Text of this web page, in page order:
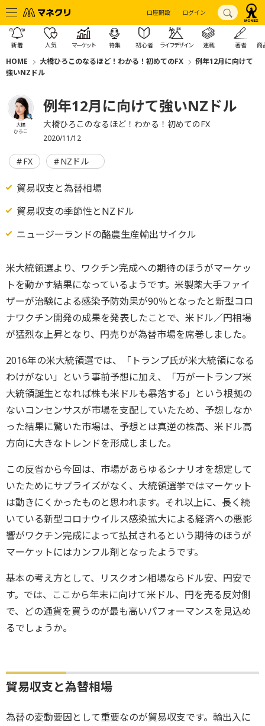
口座開設 ログイン
新着 人気 マーケット 特集 初心者 ライフデザイン 連載 著者 商
HOME 大橋ひろこのなるほど！わかる！初めてのFX
例年12月に向けて
強いNZドル
大橋
ひろこ
例年12月に向けて強いNZドル
大橋ひろこのなるほど！わかる！初めてのFX
2020/11/12
FX NZドル
貿易収支と為替相場
貿易収支の季節性とNZドル
ニュージーランドの酪農生産輸出サイクル
米大統領選より、ワクチン完成への期待のほうがマーケッ
トを動かす結果になっているようです。米製薬大手ファイ
ザーが治験による感染予防効果が90％となったと新型コロ
ナワクチン開発の成果を発表したことで、米ドル／円相場
が猛烈な上昇となり、円売りが為替市場を席巻しました。
2016年の米大統領選では、「トランプ氏が米大統領になる
わけがない」という事前予想に加え、「万が一トランプ米
大統領誕生となれば株も米ドルも暴落する」という根拠の
ないコンセンサスが市場を支配していたため、予想しなか
った結果に驚いた市場は、予想とは真逆の株高、米ドル高
方向に大きなトレンドを形成しました。
この反省から今回は、市場があらゆるシナリオを想定して
いたためにサプライズがなく、大統領選挙ではマーケット
は動きにくかったものと思われます。それ以上に、長く続
いている新型コロナウイルス感染拡大による経済への悪影
響がワクチン完成によって払拭されるという期待のほうが
マーケットにはカンフル剤となったようです。
基本の考え方として、リスクオン相場ならドル安、円安で
す。では、ここから年末に向けて米ドル、円を売る反対側
で、どの通貨を買うのが最も高いパフォーマンスを見込め
るでしょうか。
貿易収支と為替相場
為替の変動要因として重要なのが貿易収支です。輸出入に